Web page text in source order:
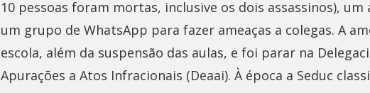
10 pessoas foram mortas, inclusive os dois assassinos),
um grupo de WhatsApp para fazer ameaças a colegas. A
escola, além da suspensão das aulas, e foi parar na
Apurações a Atos Infracionais (Deaai). À época a Seduc